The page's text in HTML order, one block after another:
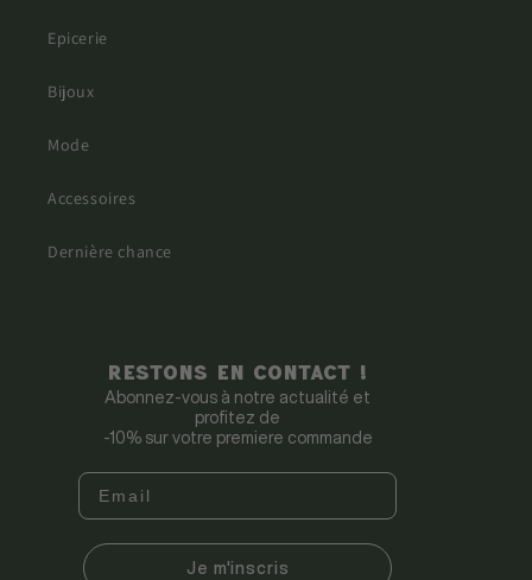
Epicerie
Bijoux
Mode
Accessoires
Dernière chance
Restons en contact !
Abonnez-vous à notre actualité et
profitez de
-10% sur votre premiere commande
Je m'inscris